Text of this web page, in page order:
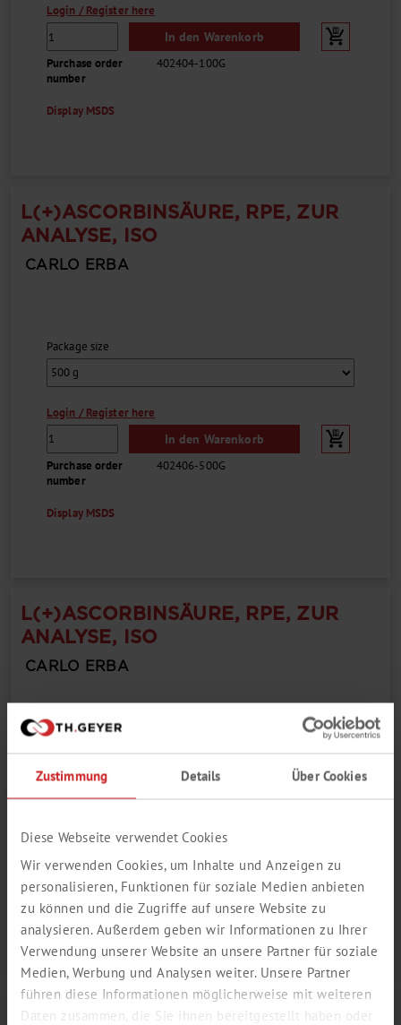
Zustimmung Details Über Cookies
Diese Webseite verwendet Cookies
Wir verwenden Cookies, um Inhalte und Anzeigen zu
personalisieren, Funktionen für soziale Medien anbieten
zu können und die Zugriffe auf unsere Website zu
analysieren. Außerdem geben wir Informationen zu Ihrer
Verwendung unserer Website an unsere Partner für soziale
Medien, Werbung und Analysen weiter. Unsere Partner
führen diese Informationen möglicherweise mit weiteren
Daten zusammen, die Sie ihnen bereitgestellt haben oder
Login / Register here
In den Warenkorb
Purchase order
number
402404-100G
Display MSDS
L(+)ASCORBINSÄURE, RPE, ZUR
ANALYSE, ISO
CARLO ERBA
Package size
Login / Register here
In den Warenkorb
Purchase order
number
402406-500G
Display MSDS
L(+)ASCORBINSÄURE, RPE, ZUR
ANALYSE, ISO
CARLO ERBA
In den Warenkorb
Purchase order
number
402407-1KG
Display MSDS
P-AMINOBENZOESÄURE,